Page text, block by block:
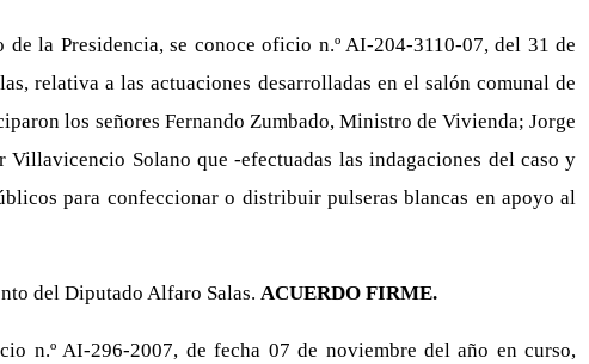
la Presidencia, se conoce oficio n.º AI-204-3110-07, del 31 de
relativa a las actuaciones desarrolladas en el salón comunal de
los señores Fernando Zumbado, Ministro de Vivienda; Jorge
Solano que -efectuadas las indagaciones del caso y
para confeccionar o distribuir pulseras blancas en apoyo al
del Diputado Alfaro Salas. ACUERDO FIRME.
n.º AI-296-2007, de fecha 07 de noviembre del año en curso,